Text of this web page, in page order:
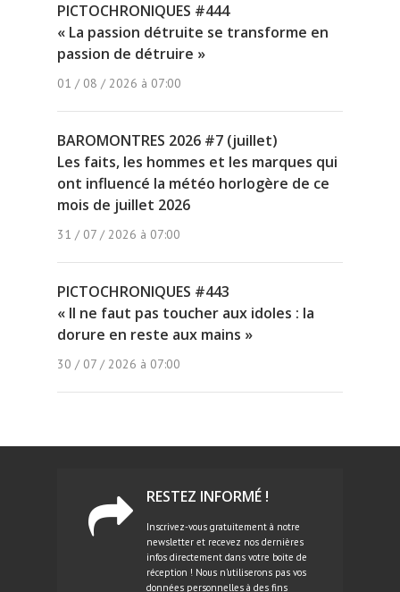
PICTOCHRONIQUES #444
« La passion détruite se transforme en
passion de détruire »
01 / 08 / 2026 à 07:00
BAROMONTRES 2026 #7 (juillet)
Les faits, les hommes et les marques qui
ont influencé la météo horlogère de ce
mois de juillet 2026
31 / 07 / 2026 à 07:00
PICTOCHRONIQUES #443
« Il ne faut pas toucher aux idoles : la
dorure en reste aux mains »
30 / 07 / 2026 à 07:00
RESTEZ INFORMÉ !
Inscrivez-vous gratuitement à notre
newsletter et recevez nos dernières
infos directement dans votre boite de
réception ! Nous n'utiliserons pas vos
données personnelles à des fins